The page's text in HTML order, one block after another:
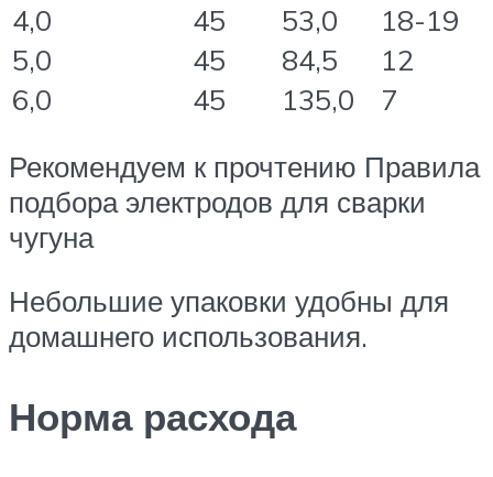
4,0 45 53,0
18-19
5,0
45 84,5
12
6,0
45 135,0
7
Рекомендуем к прочтению Правила
подбора электродов для сварки
чугуна
Небольшие упаковки удобны для
домашнего использования.
Норма расхода